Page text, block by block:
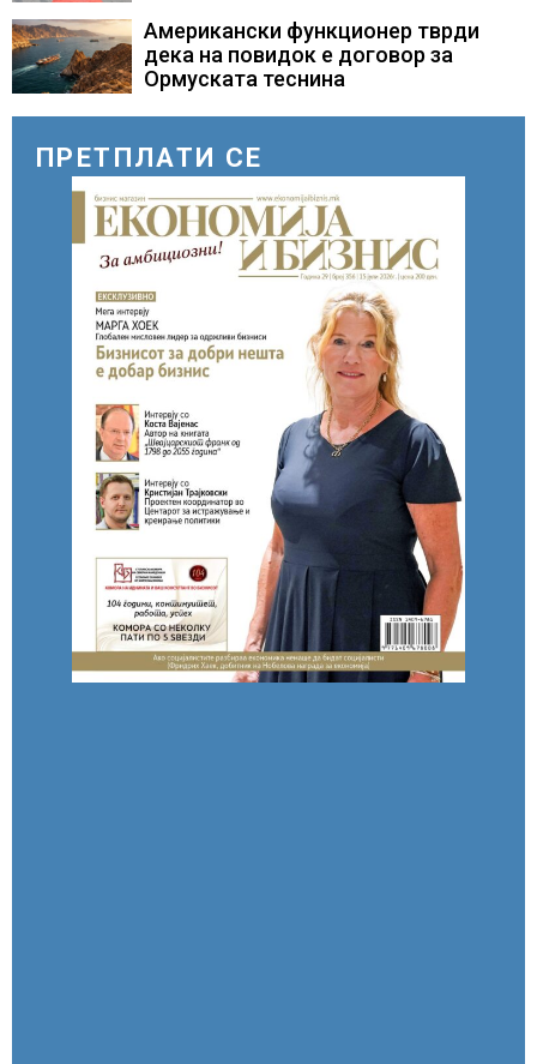
загинувањето на десетмината
прилепски бранители
Американски функционер тврди
дека на повидок е договор за
Ормуската теснина
ПРЕТПЛАТИ СЕ